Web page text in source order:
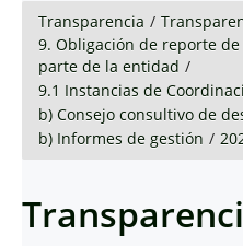
Transparencia /
9. Obligación de reporte
parte de la entidad /
9.1 Instancias de
b) Consejo consultivo de
b) Informes de gestión /